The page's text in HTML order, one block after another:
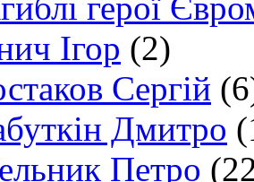
Ігор (2)
Сергій
Дмитро
Петро